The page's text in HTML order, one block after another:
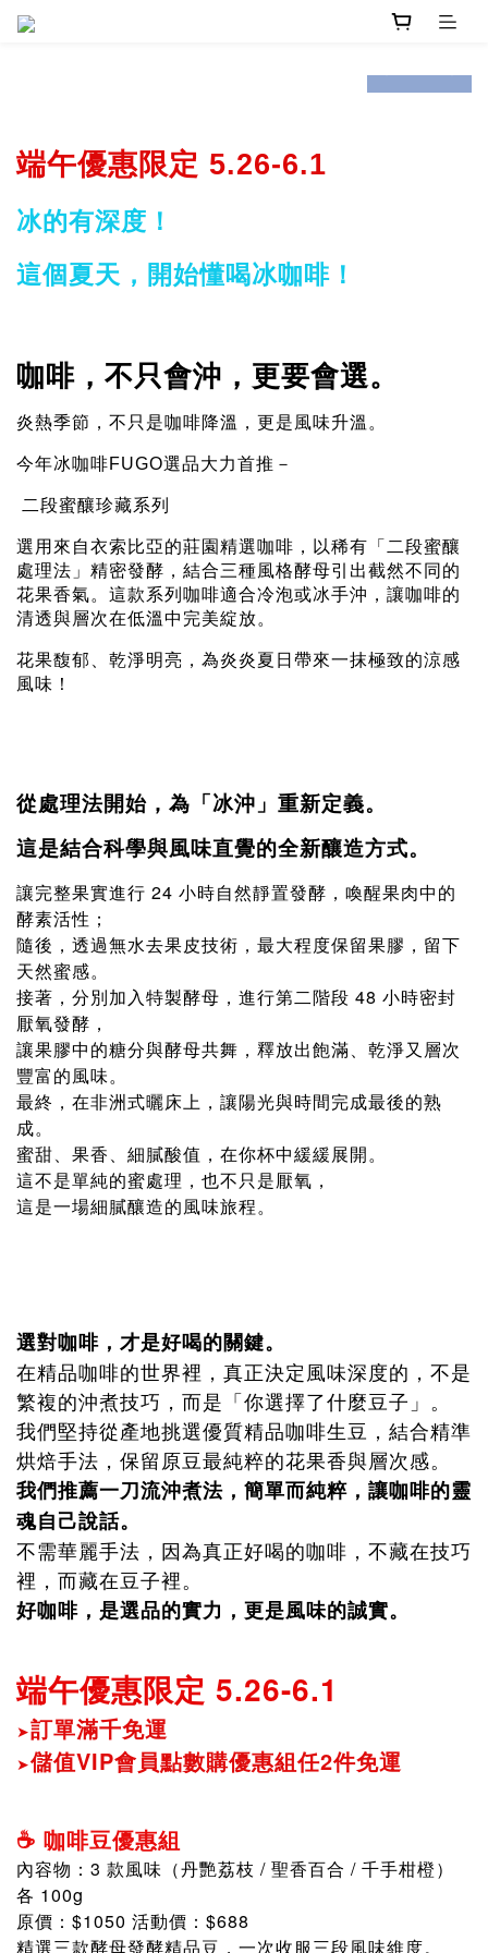
端午優惠限定 5.26-6.1
冰的有深度！
這個夏天，開始懂喝冰咖啡！
咖啡，不只會沖，更要會選。
炎熱季節，不只是咖啡降溫，更是風味升溫。
今年冰咖啡FUGO選品大力首推－
二段蜜釀珍藏系列
選用來自衣索比亞的莊園精選咖啡，以稀有「二段蜜釀
處理法」精密發酵，結合三種風格酵母引出截然不同的
花果香氣。這款系列咖啡適合冷泡或冰手沖，讓咖啡的
清透與層次在低溫中完美綻放。
花果馥郁、乾淨明亮，為炎炎夏日帶來一抹極致的涼感
風味！
從處理法開始，為「冰沖」重新定義。
這是結合科學與風味直覺的全新釀造方式。
讓完整果實進行 24 小時自然靜置發酵，喚醒果肉中的
酵素活性；
隨後，透過無水去果皮技術，最大程度保留果膠，留下
天然蜜感。
接著，分別加入特製酵母，進行第二階段 48 小時密封
厭氧發酵，
讓果膠中的糖分與酵母共舞，釋放出飽滿、乾淨又層次
豐富的風味。
最終，在非洲式曬床上，讓陽光與時間完成最後的熟
成。
蜜甜、果香、細膩酸值，在你杯中緩緩展開。
這不是單純的蜜處理，也不只是厭氧，
這是一場細膩釀造的風味旅程。
選對咖啡，才是好喝的關鍵。
在精品咖啡的世界裡，真正決定風味深度的，不是
繁複的沖煮技巧，而是「你選擇了什麼豆子」。
我們堅持從產地挑選優質精品咖啡生豆，結合精準
烘焙手法，保留原豆最純粹的花果香與層次感。
我們推薦一刀流沖煮法，簡單而純粹，讓咖啡的靈
魂自己說話。
不需華麗手法，因為真正好喝的咖啡，不藏在技巧
裡，而藏在豆子裡。
好咖啡，是選品的實力，更是風味的誠實。
端午優惠限定 5.26-6.1
➤訂單滿千免運
➤儲值VIP會員點數購優惠組任2件免運
☕ 咖啡豆優惠組
內容物：3 款風味（丹艷荔枝 / 聖香百合 / 千手柑橙）
各 100g
原價：$1050 活動價：$688
精選三款酵母發酵精品豆，一次收服三段風味維度。